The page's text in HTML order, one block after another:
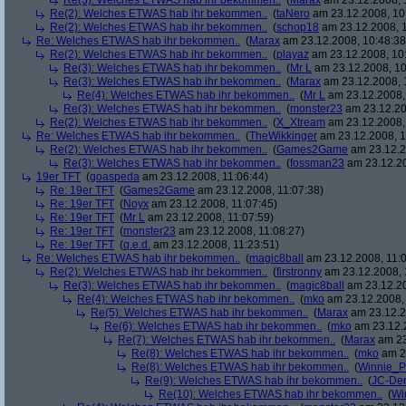
Re(2): Welches ETWAS hab ihr bekommen.. (taNero am 23.12.2008,
Re(2): Welches ETWAS hab ihr bekommen.. (schop18 am 23.12.2008,
Re: Welches ETWAS hab ihr bekommen.. (Marax am 23.12.2008,
Re(2): Welches ETWAS hab ihr bekommen.. (playaz am 23.12.2008,
Re(3): Welches ETWAS hab ihr bekommen.. (Mr L am 23.12.2008,
Re(3): Welches ETWAS hab ihr bekommen.. (Marax am 23.12.2008,
Re(4): Welches ETWAS hab ihr bekommen.. (Mr L am
Re(3): Welches ETWAS hab ihr bekommen.. (monster23 am
Re(2): Welches ETWAS hab ihr bekommen.. (X_Xtream am
Re: Welches ETWAS hab ihr bekommen.. (TheWikkinger am 23.12.2008,
Re(2): Welches ETWAS hab ihr bekommen.. (Games2Game am
Re(3): Welches ETWAS hab ihr bekommen.. (fossman23 am
19er TFT (goaspeda am 23.12.2008, 11:06:44)
Re: 19er TFT (Games2Game am 23.12.2008, 11:07:38)
Re: 19er TFT (Noyx am 23.12.2008, 11:07:45)
Re: 19er TFT (Mr L am 23.12.2008, 11:07:59)
Re: 19er TFT (monster23 am 23.12.2008, 11:08:27)
Re: 19er TFT (q.e.d. am 23.12.2008, 11:23:51)
Re: Welches ETWAS hab ihr bekommen.. (magic8ball
am 23.12.2008,
Re(2): Welches ETWAS hab ihr bekommen.. (firstronny am 23.12.2008,
Re(3): Welches ETWAS hab ihr bekommen.. (magic8ball
am
Re(4): Welches ETWAS hab ihr bekommen.. (mko am
Re(5): Welches ETWAS hab ihr bekommen.. (Marax am
Re(6): Welches ETWAS hab ihr bekommen.. (mko am
Re(7): Welches ETWAS hab ihr bekommen.. (Marax am
Re(8): Welches ETWAS hab ihr bekommen.. (mko am
Re(8): Welches ETWAS hab ihr bekommen.. (
Re(9): Welches ETWAS hab ihr bekommen.. (JC-
Re(10): Welches ETWAS hab ihr bekommen.. (